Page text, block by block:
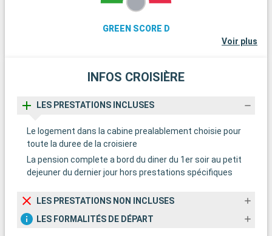
GREEN SCORE D
Voir plus
INFOS CROISIÈRE
LES PRESTATIONS INCLUSES
Le logement dans la cabine prealablement choisie pour
toute la duree de la croisiere
La pension complete a bord du diner du 1er soir au petit
dejeuner du dernier jour hors prestations spécifiques
LES PRESTATIONS NON INCLUSES
LES FORMALITÉS DE DÉPART